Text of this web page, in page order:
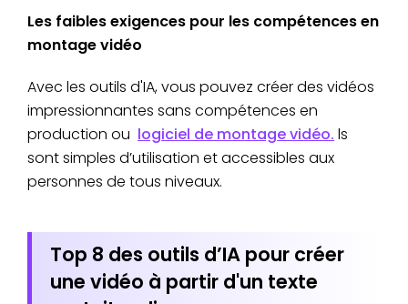
Les faibles exigences pour les compétences en
montage vidéo
Avec les outils d'IA, vous pouvez créer des vidéos
impressionnantes sans compétences en
production ou logiciel de montage vidéo. ls
sont simples d’utilisation et accessibles aux
personnes de tous niveaux.
Top 8 des outils d’IA pour créer
une vidéo à partir d'un texte